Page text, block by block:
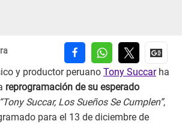
y productor peruano Tony Succarha
reprogramación de su esperado
“Tony Succar, Los Sueños Se Cumplen”,
para el 13 de diciembre de